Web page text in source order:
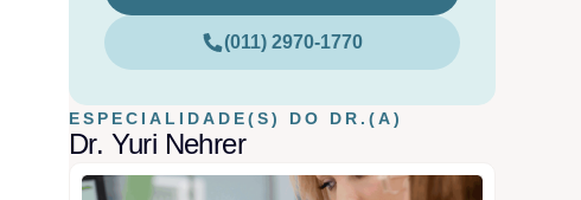
(011) 2970-1770
ESPECIALIDADE(S) DO DR.(A)
Dr. Yuri Nehrer